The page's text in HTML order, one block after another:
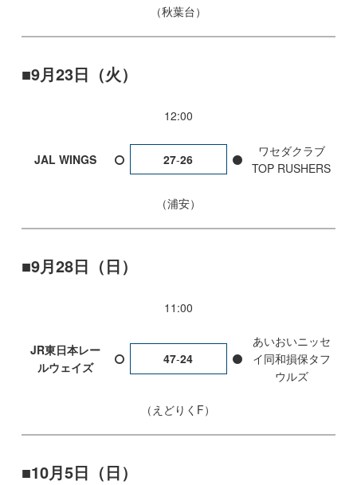
秋葉台
9月23日（火）
12:00
JAL WINGS 27-26
ワセダクラブ
TOP RUSHERS
浦安
9月28日（日）
11:00
JR東日本レー
ルウェイズ
47-24
あいおいニッセ
イ同和損保タフ
ウルズ
えどりくF
10月5日（日）